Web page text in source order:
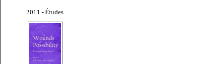
2011 - Études